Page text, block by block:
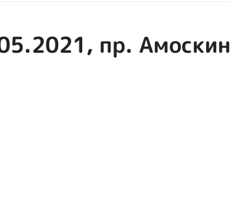
пр. Амоскин